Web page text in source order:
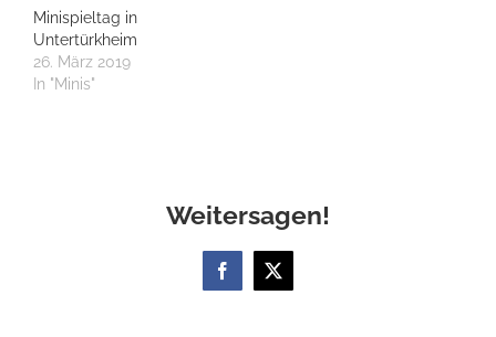
Minispieltag in
Untertürkheim
26. März 2019
In "Minis"
Weitersagen!
Facebook
X